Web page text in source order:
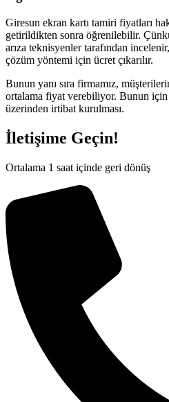
Giresun ekran kartı tamiri fiyatları
getirildikten sonra öğrenilebilir.
arıza teknisyenler tarafından
çözüm yöntemi için ücret çıkarılır.
Bunun yanı sıra firmamız,
ortalama fiyat verebiliyor. Bunun için
üzerinden irtibat kurulması.
İletişime Geçin!
Ortalama 1 saat içinde geri dönüş